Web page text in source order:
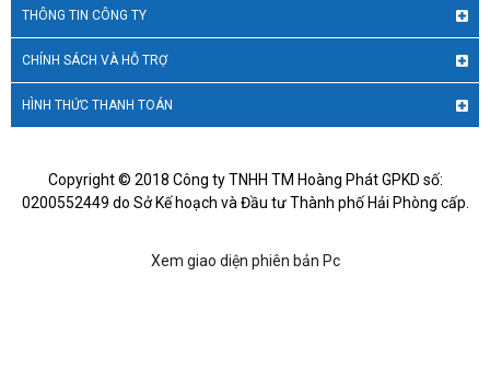
THÔNG TIN CÔNG TY
CHÍNH SÁCH VÀ HỖ TRỢ
HÌNH THỨC THANH TOÁN
Copyright © 2018 Công ty TNHH TM Hoàng Phát GPKD số:
0200552449 do Sở Kế hoạch và Đầu tư Thành phố Hải Phòng cấp.
Xem giao diện phiên bản Pc